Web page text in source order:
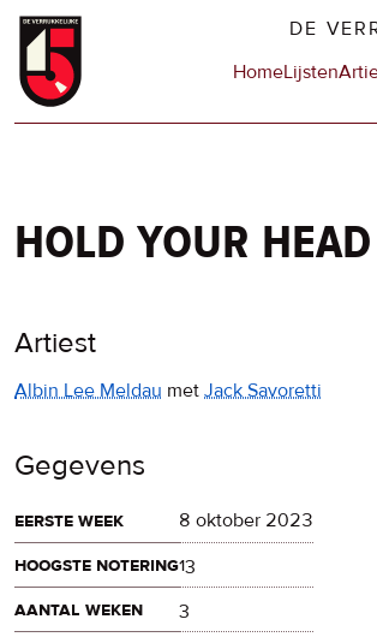
Overslaan
naar
DE
Hoofdnavigatie
HomeLijsten
hold your
Artiest
Albin Lee Meldau met Jack Savoretti
Gegevens
eerste week
8 oktober 2023
hoogste notering13
aantal weken
3